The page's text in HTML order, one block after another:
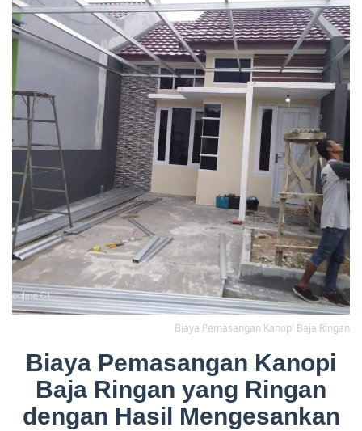
Biaya Pemasangan Kanopi Baja Ringan
Biaya Pemasangan Kanopi
Baja Ringan yang Ringan
dengan Hasil Mengesankan